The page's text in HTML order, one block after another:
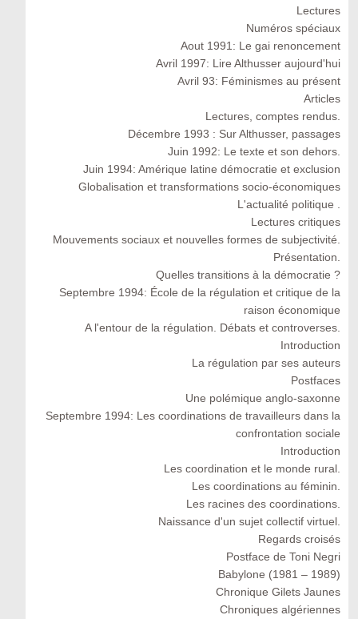
Lectures
Numéros spéciaux
Aout 1991: Le gai renoncement
Avril 1997: Lire Althusser aujourd'hui
Avril 93: Féminismes au présent
Articles
Lectures, comptes rendus.
Décembre 1993 : Sur Althusser, passages
Juin 1992: Le texte et son dehors.
Juin 1994: Amérique latine démocratie et exclusion
Globalisation et transformations socio-économiques
L'actualité politique .
Lectures critiques
Mouvements sociaux et nouvelles formes de subjectivité.
Présentation.
Quelles transitions à la démocratie ?
Septembre 1994: École de la régulation et critique de la
raison économique
A l'entour de la régulation. Débats et controverses.
Introduction
La régulation par ses auteurs
Postfaces
Une polémique anglo-saxonne
Septembre 1994: Les coordinations de travailleurs dans la
confrontation sociale
Introduction
Les coordination et le monde rural.
Les coordinations au féminin.
Les racines des coordinations.
Naissance d'un sujet collectif virtuel.
Regards croisés
Postface de Toni Negri
Babylone (1981 – 1989)
Chronique Gilets Jaunes
Chroniques algériennes